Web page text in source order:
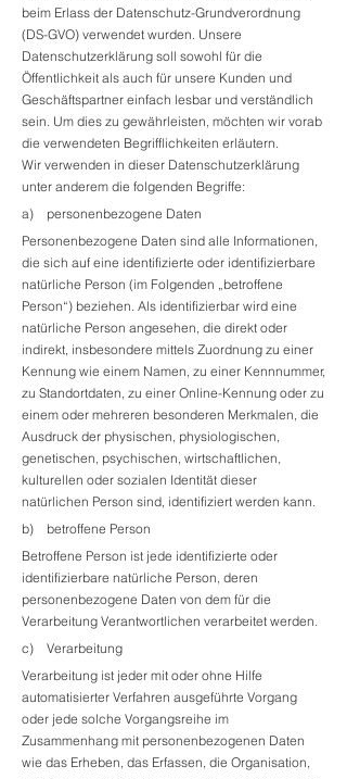
beim Erlass der Datenschutz-Grundverordnung
(DS-GVO) verwendet wurden. Unsere
Datenschutzerklärung soll sowohl für die
Öffentlichkeit als auch für unsere Kunden und
Geschäftspartner einfach lesbar und verständlich
sein. Um dies zu gewährleisten, möchten wir vorab
die verwendeten Begrifflichkeiten erläutern.
Wir verwenden in dieser Datenschutzerklärung
unter anderem die folgenden Begriffe:
a) personenbezogene Daten
Personenbezogene Daten sind alle Informationen,
die sich auf eine identifizierte oder identifizierbare
natürliche Person (im Folgenden „betroffene
Person“) beziehen. Als identifizierbar wird eine
natürliche Person angesehen, die direkt oder
indirekt, insbesondere mittels Zuordnung zu einer
Kennung wie einem Namen, zu einer Kennnummer,
zu Standortdaten, zu einer Online-Kennung oder zu
einem oder mehreren besonderen Merkmalen, die
Ausdruck der physischen, physiologischen,
genetischen, psychischen, wirtschaftlichen,
kulturellen oder sozialen Identität dieser
natürlichen Person sind, identifiziert werden kann.
b) betroffene Person
Betroffene Person ist jede identifizierte oder
identifizierbare natürliche Person, deren
personenbezogene Daten von dem für die
Verarbeitung Verantwortlichen verarbeitet werden.
c) Verarbeitung
Verarbeitung ist jeder mit oder ohne Hilfe
automatisierter Verfahren ausgeführte Vorgang
oder jede solche Vorgangsreihe im
Zusammenhang mit personenbezogenen Daten
wie das Erheben, das Erfassen, die Organisation,